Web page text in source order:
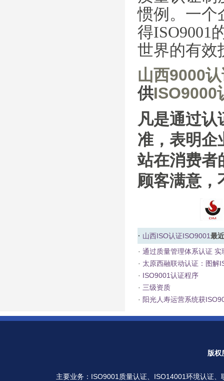
惯例。一个
得ISO9001
世界的有效
山西9000
供ISO9000
凡是通过
准，表明企
站在消费者
顾客满意，
· 山西ISO认证ISO9001最
· 通过质量管理体系认证
· 太原西融联动认证：图解
· ISO9001认证程序
· 三级资质
· 阳光人寿运营系统获
版权
主要业务： ISO9001质量认证 ISO14001环境认证